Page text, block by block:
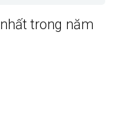
trong năm